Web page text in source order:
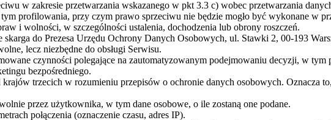
w zakresie przetwarzania wskazanego w pkt 3.3 c) wobec przetwarzania
profilowania, przy czym prawo sprzeciwu nie będzie mogło być wykonane w
i wolności, w szczególności ustalenia, dochodzenia lub obrony roszczeń.
skarga do Prezesa Urzędu Ochrony Danych Osobowych, ul. Stawki 2, 00-193
lecz niezbędne do obsługi Serwisu.
czynności polegające na zautomatyzowanym podejmowaniu decyzji, w
bezpośredniego.
trzecich w rozumieniu przepisów o ochronie danych osobowych. Oznacza
przez użytkownika, w tym dane osobowe, o ile zostaną one podane.
połączenia (oznaczenie czasu, adres IP).